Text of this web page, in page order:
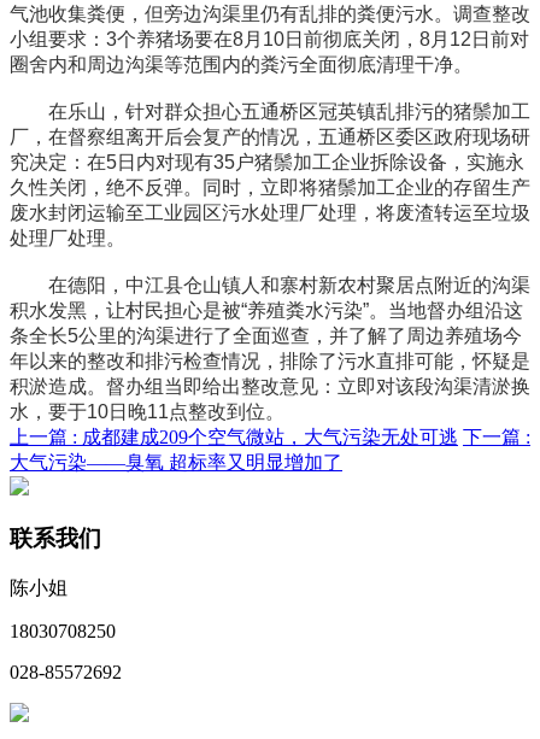
气池收集粪便，但旁边沟渠里仍有乱排的粪便污水。调查整改
小组要求：3个养猪场要在8月10日前彻底关闭，8月12日前对
圈舍内和周边沟渠等范围内的粪污全面彻底清理干净。
在乐山，针对群众担心五通桥区冠英镇乱排污的猪鬃加工
厂，在督察组离开后会复产的情况，五通桥区委区政府现场研
究决定：在5日内对现有35户猪鬃加工企业拆除设备，实施永
久性关闭，绝不反弹。同时，立即将猪鬃加工企业的存留生产
废水封闭运输至工业园区污水处理厂处理，将废渣转运至垃圾
处理厂处理。
在德阳，中江县仓山镇人和寨村新农村聚居点附近的沟渠
积水发黑，让村民担心是被“养殖粪水污染”。当地督办组沿这
条全长5公里的沟渠进行了全面巡查，并了解了周边养殖场今
年以来的整改和排污检查情况，排除了污水直排可能，怀疑是
积淤造成。督办组当即给出整改意见：立即对该段沟渠清淤换
水，要于10日晚11点整改到位。
上一篇 : 成都建成209个空气微站，大气污染无处可逃 下一篇 :
大气污染——臭氧 超标率又明显增加了
联系我们
陈小姐
18030708250
028-85572692